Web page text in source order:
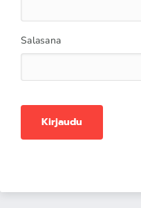
Salasana
Kirjaudu